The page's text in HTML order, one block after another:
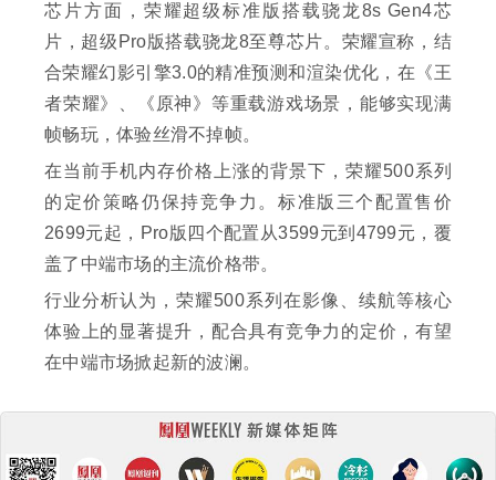
芯片方面，荣耀超级标准版搭载骁龙8s Gen4芯
片，超级Pro版搭载骁龙8至尊芯片。荣耀宣称，结
合荣耀幻影引擎3.0的精准预测和渲染优化，在《王
者荣耀》、《原神》等重载游戏场景，能够实现满
帧畅玩，体验丝滑不掉帧。
在当前手机内存价格上涨的背景下，荣耀500系列
的定价策略仍保持竞争力。标准版三个配置售价
2699元起，Pro版四个配置从3599元到4799元，覆
盖了中端市场的主流价格带。
行业分析认为，荣耀500系列在影像、续航等核心
体验上的显著提升，配合具有竞争力的定价，有望
在中端市场掀起新的波澜。